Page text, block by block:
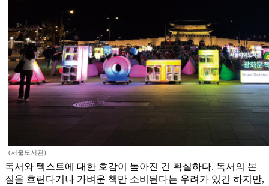
(서울도서관)
독서와 텍스트에 대한 호감이 높아진 건 확실하다. 독서의 본
질을 흐린다거나 가벼운 책만 소비된다는 우려가 있긴 하지만,